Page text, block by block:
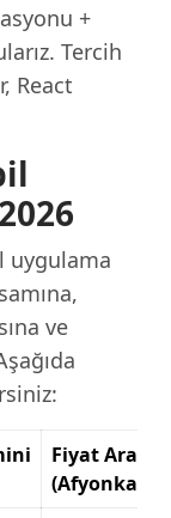
+
Tercih
React
uygulama
ve
Fiyat Aralığı